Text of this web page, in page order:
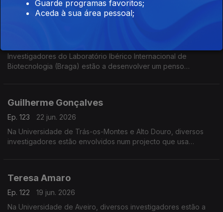
Investigadores do Laboratório Ibérico Internacional de
Biotecnologia (Braga) estão a desenvolver um penso
Guilherme Gonçalves
Ep. 123
22 jun. 2026
Na Universidade de Trás-os-Montes e Alto Douro, diversos
investigadores estão envolvidos num projecto que usa
Teresa Amaro
Ep. 122
19 jun. 2026
Na Universidade de Aveiro, diversos investigadores estão a
Guarde programas favoritos;
Aceda à sua área pessoal;